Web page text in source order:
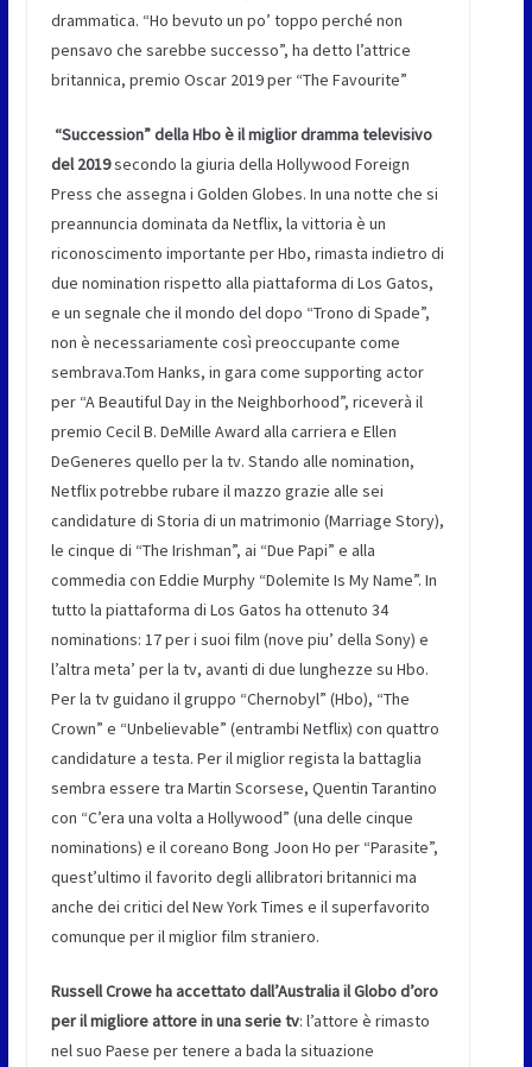
drammatica. “Ho bevuto un po’ toppo perché non
pensavo che sarebbe successo”, ha detto l’attrice
britannica, premio Oscar 2019 per “The Favourite”
“Succession” della Hbo è il miglior dramma televisivo
del 2019secondo la giuria della Hollywood Foreign
Press che assegna i Golden Globes. In una notte che si
preannuncia dominata da Netflix, la vittoria è un
riconoscimento importante per Hbo, rimasta indietro di
due nomination rispetto alla piattaforma di Los Gatos,
e un segnale che il mondo del dopo “Trono di Spade”,
non è necessariamente così preoccupante come
sembrava.Tom Hanks, in gara come supporting actor
per “A Beautiful Day in the Neighborhood”, riceverà il
premio Cecil B. DeMille Award alla carriera e Ellen
DeGeneres quello per la tv. Stando alle nomination,
Netflix potrebbe rubare il mazzo grazie alle sei
candidature di Storia di un matrimonio (Marriage Story),
le cinque di “The Irishman”, ai “Due Papi” e alla
commedia con Eddie Murphy “Dolemite Is My Name”. In
tutto la piattaforma di Los Gatos ha ottenuto 34
nominations: 17 per i suoi film (nove piu’ della Sony) e
l’altra meta’ per la tv, avanti di due lunghezze su Hbo.
Per la tv guidano il gruppo “Chernobyl” (Hbo), “The
Crown” e “Unbelievable” (entrambi Netflix) con quattro
candidature a testa. Per il miglior regista la battaglia
sembra essere tra Martin Scorsese, Quentin Tarantino
con “C’era una volta a Hollywood” (una delle cinque
nominations) e il coreano Bong Joon Ho per “Parasite”,
quest’ultimo il favorito degli allibratori britannici ma
anche dei critici del New York Times e il superfavorito
comunque per il miglior film straniero.
Russell Crowe ha accettato dall’Australia il Globo d’oro
per il migliore attore in una serie tv: l’attore è rimasto
nel suo Paese per tenere a bada la situazione